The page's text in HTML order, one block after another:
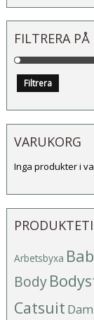
FILTRERA PÅ
Filtrera
VARUKORG
Inga produkter i
Arbetsbyxa
Body
Catsuit Dam